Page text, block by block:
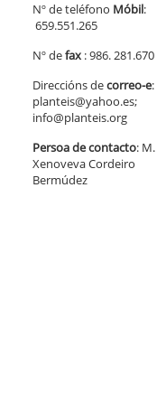
Nº de teléfono Móbil:
659.551.265
Nº defax : 986. 281.670
Direccións decorreo-e:
planteis@yahoo.es;
info@planteis.org
Persoa de contacto: M.
Xenoveva Cordeiro
Bermúdez